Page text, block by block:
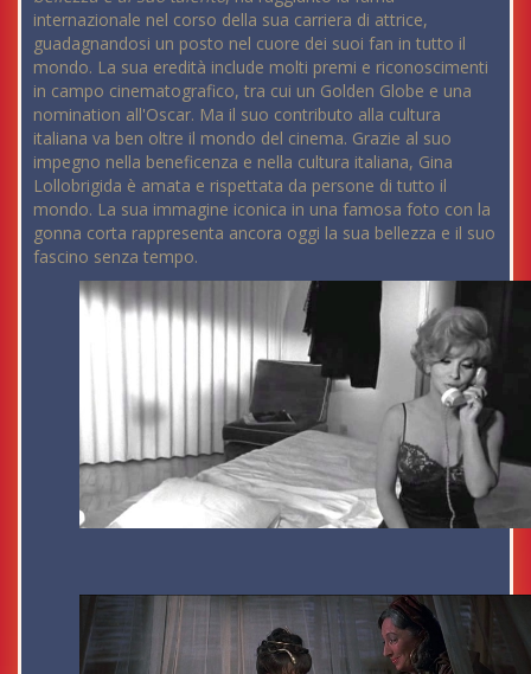
internazionale nel corso della sua carriera di attrice,
guadagnandosi un posto nel cuore dei suoi fan in tutto il
mondo. La sua eredità include molti premi e riconoscimenti
in campo cinematografico, tra cui un Golden Globe e una
nomination all'Oscar. Ma il suo contributo alla cultura
italiana va ben oltre il mondo del cinema. Grazie al suo
impegno nella beneficenza e nella cultura italiana, Gina
Lollobrigida è amata e rispettata da persone di tutto il
mondo. La sua immagine iconica in una famosa foto con la
gonna corta rappresenta ancora oggi la sua bellezza e il suo
fascino senza tempo.